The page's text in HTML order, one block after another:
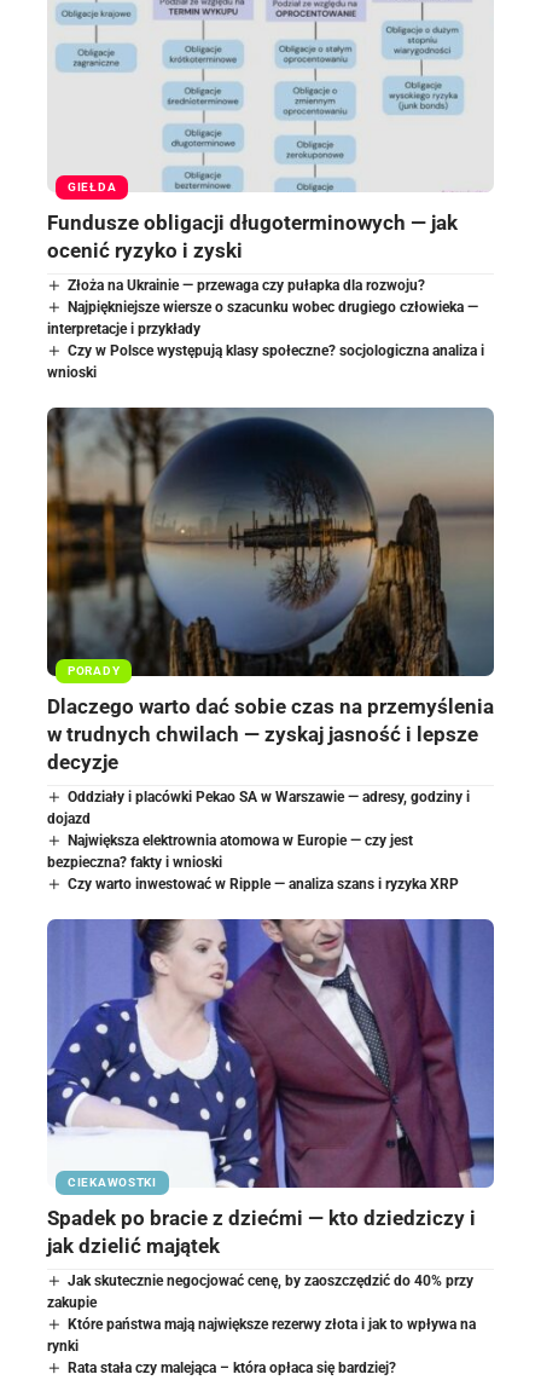
GIEŁDA
Fundusze obligacji długoterminowych — jak
ocenić ryzyko i zyski
Złoża na Ukrainie — przewaga czy pułapka dla rozwoju?
Najpiękniejsze wiersze o szacunku wobec drugiego człowieka —
interpretacje i przykłady
Czy w Polsce występują klasy społeczne? socjologiczna analiza i
wnioski
PORADY
Dlaczego warto dać sobie czas na przemyślenia
w trudnych chwilach — zyskaj jasność i lepsze
decyzje
Oddziały i placówki Pekao SA w Warszawie — adresy, godziny i
dojazd
Największa elektrownia atomowa w Europie — czy jest
bezpieczna? fakty i wnioski
Czy warto inwestować w Ripple — analiza szans i ryzyka XRP
CIEKAWOSTKI
Spadek po bracie z dziećmi — kto dziedziczy i
jak dzielić majątek
Jak skutecznie negocjować cenę, by zaoszczędzić do 40% przy
zakupie
Które państwa mają największe rezerwy złota i jak to wpływa na
rynki
Rata stała czy malejąca – która opłaca się bardziej?